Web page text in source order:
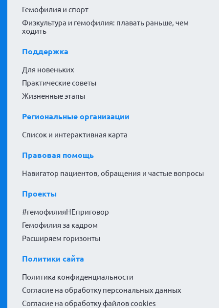
Гемофилия и спорт
Физкультура и гемофилия: плавать раньше, чем
ходить
Поддержка
Для новеньких
Практические советы
Жизненные этапы
Региональные организации
Список и интерактивная карта
Правовая помощь
Навигатор пациентов, обращения и частые вопросы
Проекты
#гемофилияНЕприговор
Гемофилия за кадром
Расширяем горизонты
Политики сайта
Политика конфиденциальности
Согласие на обработку персональных данных
Согласие на обработку файлов cookies